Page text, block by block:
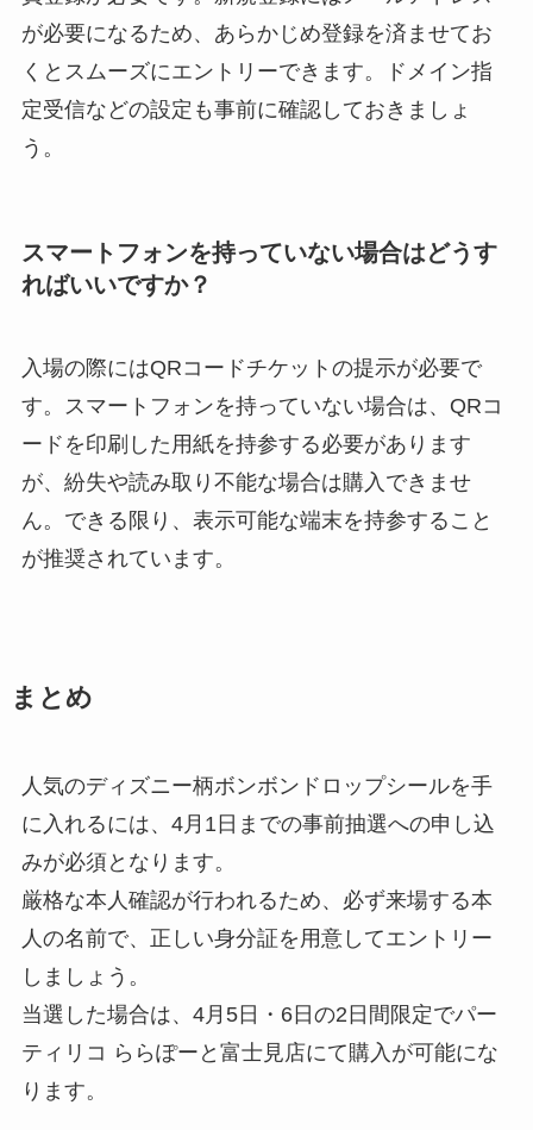
が必要になるため、あらかじめ登録を済ませてお
くとスムーズにエントリーできます。ドメイン指
定受信などの設定も事前に確認しておきましょ
う。
スマートフォンを持っていない場合はどうす
ればいいですか？
入場の際にはQRコードチケットの提示が必要で
す。スマートフォンを持っていない場合は、QRコ
ードを印刷した用紙を持参する必要があります
が、紛失や読み取り不能な場合は購入できませ
ん。できる限り、表示可能な端末を持参すること
が推奨されています。
まとめ
人気のディズニー柄ボンボンドロップシールを手
に入れるには、4月1日までの事前抽選への申し込
みが必須となります。
厳格な本人確認が行われるため、必ず来場する本
人の名前で、正しい身分証を用意してエントリー
しましょう。
当選した場合は、4月5日・6日の2日間限定でパー
ティリコ ららぽーと富士見店にて購入が可能にな
ります。